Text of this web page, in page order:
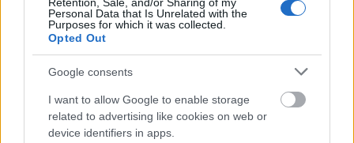
Personal Data that Is Unrelated with the
Purposes for which it was collected.
Opted Out
Google consents
I want to allow Google to enable storage
related to advertising like cookies on web or
device identifiers in apps.
finomságaira is hangsúly kerül, amelyeket
egyáltalán nem vettem észre a 2002-es előadásban.
Ilyenek például azok a sorok, amelyekkel az akkor 26
éves Csehov a mestereinek hódol: "mindig csak a
politika, de a vodkáról egy szó sem esik" - ez
Tolsztoj, a Hamletre való utalás Turgenyev "Hamlet
és Don Quijote" című tanulmányát juttaja eszünkbe,
Lebegyevet pedig nyilván Dosztojevszkij